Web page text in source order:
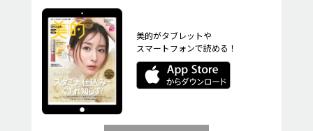
美的がタブレットや
スマートフォンで読める！